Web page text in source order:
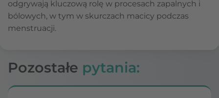
odgrywają kluczową rolę w procesach zapalnych i
bólowych, w tym w skurczach macicy podczas
menstruacji.
Pozostałe pytania: